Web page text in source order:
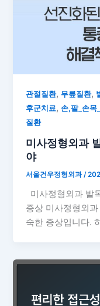
관절질환, 무릎질환,
후군치료, 손,팔_손목
질환
미사정형외과
야
서울건우정형외과/
미사정형외과 발
증상 미사정형외
숙한 증상입니다.